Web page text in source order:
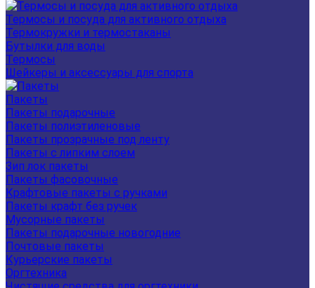
Термосы и посуда для активного отдыха
Термокружки и термостаканы
Бутылки для воды
Термосы
Шейкеры и аксессуары для спорта
Пакеты
Пакеты подарочные
Пакеты полиэтиленовые
Пакеты прозрачные под ленту
Пакеты с липким слоем
Зип лок пакеты
Пакеты фасовочные
Крафтовые пакеты с ручками
Пакеты крафт без ручек
Мусорные пакеты
Пакеты подарочные новогодние
Почтовые пакеты
Курьерские пакеты
Оргтехника